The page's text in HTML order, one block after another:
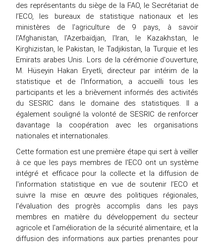
des représentants du siège de la FAO, le Secrétariat de
l’ECO, les bureaux de statistique nationaux et les
ministères de l'agriculture de 9 pays, à savoir
l'Afghanistan, l'Azerbaïdjan, l'Iran, le Kazakhstan, le
Kirghizistan, le Pakistan, le Tadjikistan, la Turquie et les
Emirats arabes Unis. Lors de la cérémonie d'ouverture,
M. Hüseyin Hakan Eryetli, directeur par intérim de la
statistique et de l'Information, a accueilli tous les
participants et les a brièvement informés des activités
du SESRIC dans le domaine des statistiques. Il a
également souligné la volonté de SESRIC de renforcer
davantage la coopération avec les organisations
nationales et internationales.
Cette formation est une première étape qui sert à veiller
à ce que les pays membres de l'ECO ont un système
intégré et efficace pour la collecte et la diffusion de
l'information statistique en vue de soutenir l’ECO et
suivre la mise en œuvre des politiques régionales,
l'évaluation des progrès accomplis dans les pays
membres en matière du développement du secteur
agricole et l'amélioration de la sécurité alimentaire, et la
diffusion des informations aux parties prenantes pour